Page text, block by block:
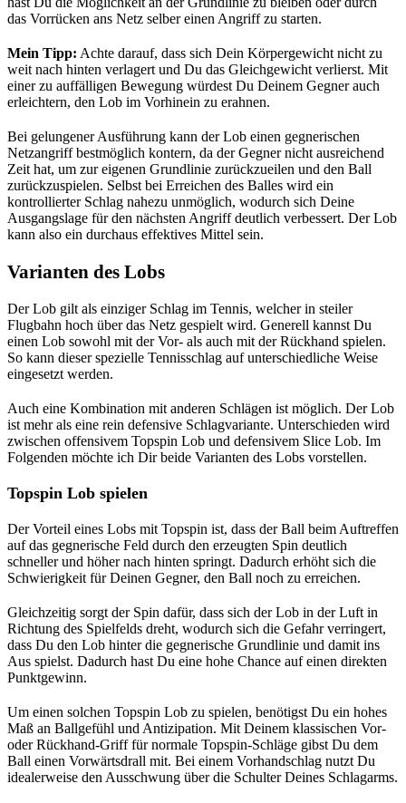
das Vorrücken ans Netz selber einen Angriff zu starten.
Mein Tipp: Achte darauf, dass sich Dein Körpergewicht nicht zu
weit nach hinten verlagert und Du das Gleichgewicht verlierst. Mit
einer zu auffälligen Bewegung würdest Du Deinem Gegner auch
erleichtern, den Lob im Vorhinein zu erahnen.
Bei gelungener Ausführung kann der Lob einen gegnerischen
Netzangriff bestmöglich kontern, da der Gegner nicht ausreichend
Zeit hat, um zur eigenen Grundlinie zurückzueilen und den Ball
zurückzuspielen. Selbst bei Erreichen des Balles wird ein
kontrollierter Schlag nahezu unmöglich, wodurch sich Deine
Ausgangslage für den nächsten Angriff deutlich verbessert. Der Lob
kann also ein durchaus effektives Mittel sein.
Varianten des Lobs
Der Lob gilt als einziger Schlag im Tennis, welcher in steiler
Flugbahn hoch über das Netz gespielt wird. Generell kannst Du
einen Lob sowohl mit der Vor- als auch mit der Rückhand spielen.
So kann dieser spezielle Tennisschlag auf unterschiedliche Weise
eingesetzt werden.
Auch eine Kombination mit anderen Schlägen ist möglich. Der Lob
ist mehr als eine rein defensive Schlagvariante. Unterschieden wird
zwischen offensivem Topspin Lob und defensivem Slice Lob. Im
Folgenden möchte ich Dir beide Varianten des Lobs vorstellen.
Topspin Lob spielen
Der Vorteil eines Lobs mit Topspin ist, dass der Ball beim Auftreffen
auf das gegnerische Feld durch den erzeugten Spin deutlich
schneller und höher nach hinten springt. Dadurch erhöht sich die
Schwierigkeit für Deinen Gegner, den Ball noch zu erreichen.
Gleichzeitig sorgt der Spin dafür, dass sich der Lob in der Luft in
Richtung des Spielfelds dreht, wodurch sich die Gefahr verringert,
dass Du den Lob hinter die gegnerische Grundlinie und damit ins
Aus spielst. Dadurch hast Du eine hohe Chance auf einen direkten
Punktgewinn.
Um einen solchen Topspin Lob zu spielen, benötigst Du ein hohes
Maß an Ballgefühl und Antizipation. Mit Deinem klassischen Vor-
oder Rückhand-Griff für normale Topspin-Schläge gibst Du dem
Ball einen Vorwärtsdrall mit. Bei einem Vorhandschlag nutzt Du
idealerweise den Ausschwung über die Schulter Deines Schlagarms.